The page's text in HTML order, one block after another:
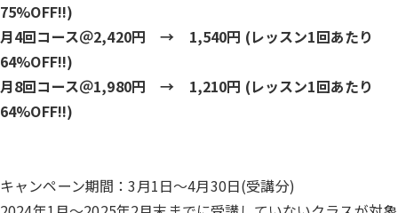
75%OFF!!)
月4回コース＠2,420円 → 1,540円 (レッスン1回あたり
64%OFF!!)
月8回コース＠1,980円 → 1,210円 (レッスン1回あたり
64%OFF!!)
キャンペーン期間：3月1日～4月30日(受講分)